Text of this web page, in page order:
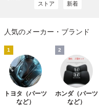
ストア 新着
人気のメーカー・ブランド
1
トヨタ（パーツ
など）
2
ホンダ（パーツ
など）